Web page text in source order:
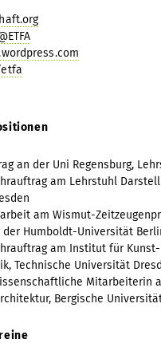
an der Uni Regensburg,
am Lehrstuhl
am Wismut-
der Humboldt-Universität
am Institut für
Technische Universität
Mitarbeiterin
Bergische